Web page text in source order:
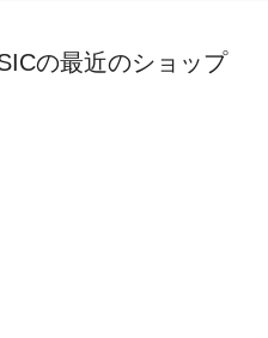
の最近のショップ